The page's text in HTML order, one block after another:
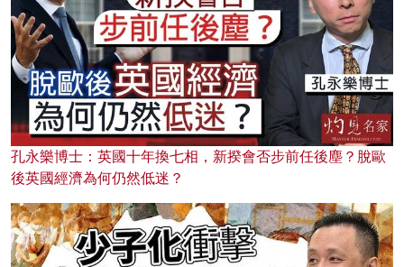
孔永樂博士：英國十年換七相，新揆會否步前任後塵？脫歐
後英國經濟為何仍然低迷？